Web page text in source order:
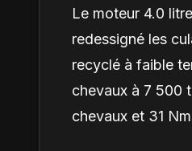
Le moteur 4.0
redessigné les
recyclé à faible
chevaux à 7 500
chevaux et 31